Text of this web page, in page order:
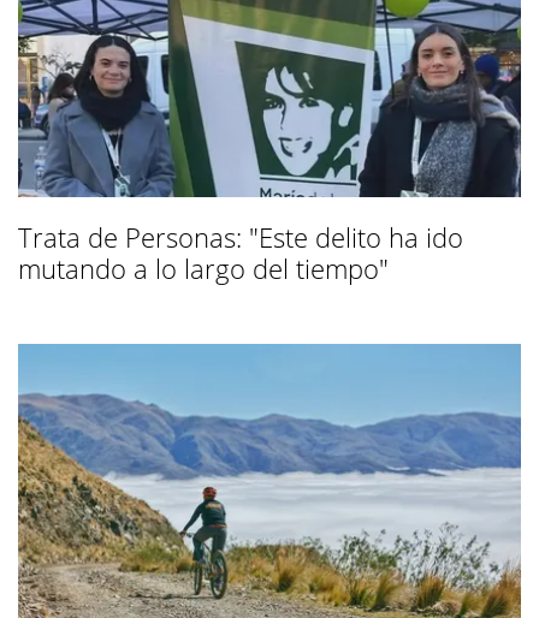
Trata de Personas: "Este delito ha ido
mutando a lo largo del tiempo"